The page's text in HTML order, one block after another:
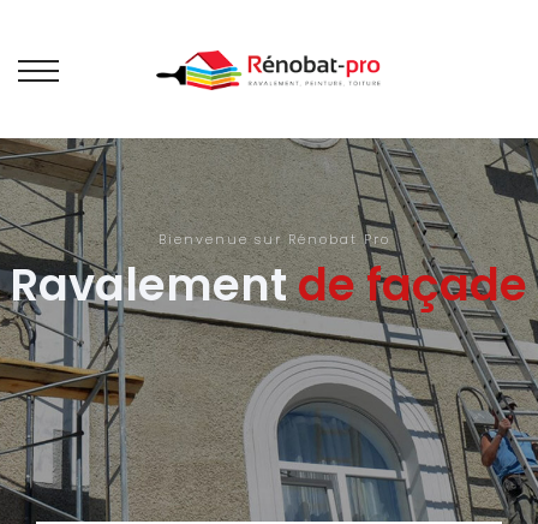
Bienvenue sur Rénobat Pro
Ravalementde façade